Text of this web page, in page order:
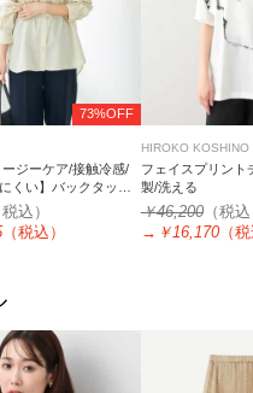
73%OFF
ージーケア/接触冷感/
くい】バックタック
込）
（税込）
HIROKO KOSHINO
フェイスプリント
製/洗える
￥46,200（税
→ ￥16,170（